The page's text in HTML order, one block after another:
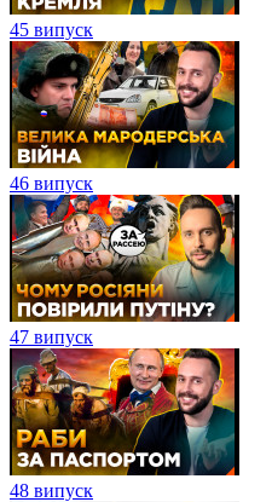
45 випуск
46 випуск
47 випуск
48 випуск